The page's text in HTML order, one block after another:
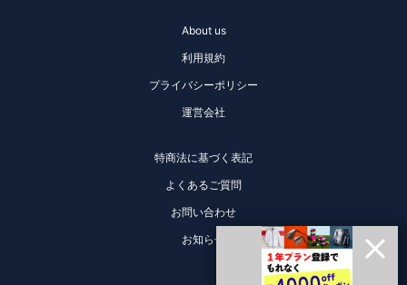
About us
利用規約
プライバシーポリシー
運営会社
特商法に基づく表記
よくあるご質問
お問い合わせ
お知らせ